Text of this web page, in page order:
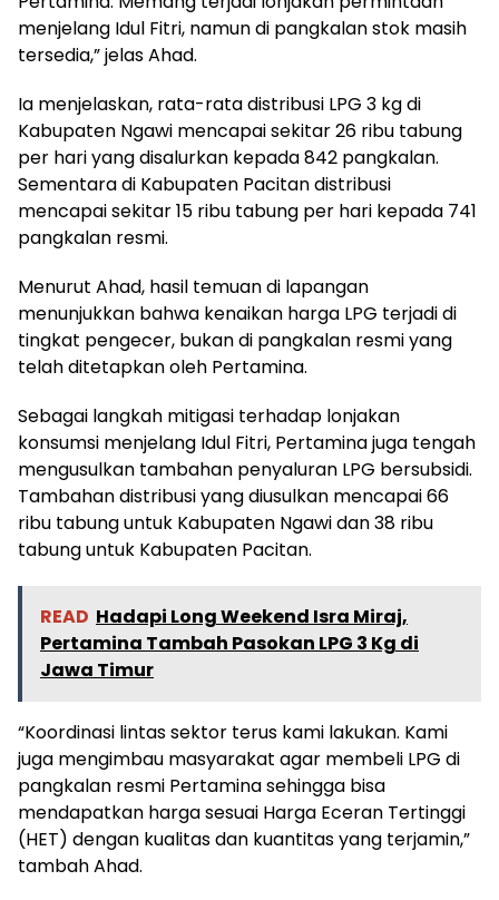
menjelang Idul Fitri, namun di pangkalan stok masih
tersedia,” jelas Ahad.
Ia menjelaskan, rata-rata distribusi LPG 3 kg di
Kabupaten Ngawi mencapai sekitar 26 ribu tabung
per hari yang disalurkan kepada 842 pangkalan.
Sementara di Kabupaten Pacitan distribusi
mencapai sekitar 15 ribu tabung per hari kepada 741
pangkalan resmi.
Menurut Ahad, hasil temuan di lapangan
menunjukkan bahwa kenaikan harga LPG terjadi di
tingkat pengecer, bukan di pangkalan resmi yang
telah ditetapkan oleh Pertamina.
Sebagai langkah mitigasi terhadap lonjakan
konsumsi menjelang Idul Fitri, Pertamina juga tengah
mengusulkan tambahan penyaluran LPG bersubsidi.
Tambahan distribusi yang diusulkan mencapai 66
ribu tabung untuk Kabupaten Ngawi dan 38 ribu
tabung untuk Kabupaten Pacitan.
READ Hadapi Long Weekend Isra Miraj,
Pertamina Tambah Pasokan LPG 3 Kg di
Jawa Timur
“Koordinasi lintas sektor terus kami lakukan. Kami
juga mengimbau masyarakat agar membeli LPG di
pangkalan resmi Pertamina sehingga bisa
mendapatkan harga sesuai Harga Eceran Tertinggi
(HET) dengan kualitas dan kuantitas yang terjamin,”
tambah Ahad.